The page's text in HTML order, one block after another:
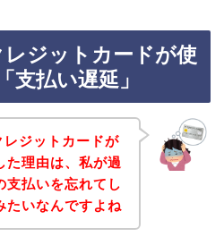
ジットカードが使
支払い遅延」
ジットカードが
た理由は、私が過
支払いを忘れてし
たいなんですよね